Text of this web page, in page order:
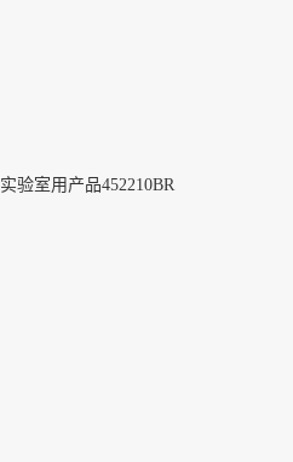
实验室用产品452210BR